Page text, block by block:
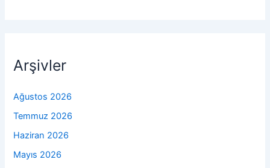
Arşivler
Ağustos 2026
Temmuz 2026
Haziran 2026
Mayıs 2026